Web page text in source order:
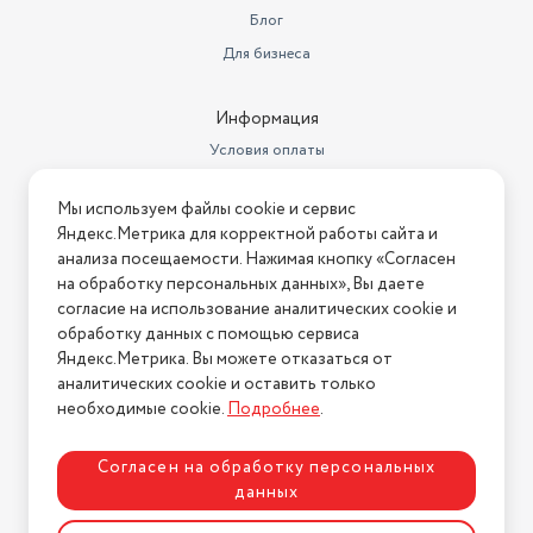
8 МП
Стабилизатор изображения
EIS (цифровая стабилизация)
Частота процессора
2.2
Макс. частота кадров видео
30
Датчики
GPS-трекер
Функции камеры
Двойная камера
Вес товара в упаковке, (кг)
0.5
Геопозиционирование
A-GPS, Galileo, ГЛОНАСС, GPS
Блог
Для бизнеса
Информация
Условия оплаты
Условия возврата
Нашли ошибку на сайте? Напишите нам
2026 © Интернет-магазин "АстМаркет". У нас есть всё!
Политика конфиденциальности
Разработка сайтаASTDESIGN
Мы используем файлы cookie и сервис
Яндекс.Метрика для корректной работы сайта и
анализа посещаемости. Нажимая кнопку «Согласен
на обработку персональных данных», Вы даете
согласие на использование аналитических cookie и
обработку данных с помощью сервиса
Яндекс.Метрика. Вы можете отказаться от
аналитических cookie и оставить только
необходимые cookie.Подробнее.
Согласен на обработку персональных
данных